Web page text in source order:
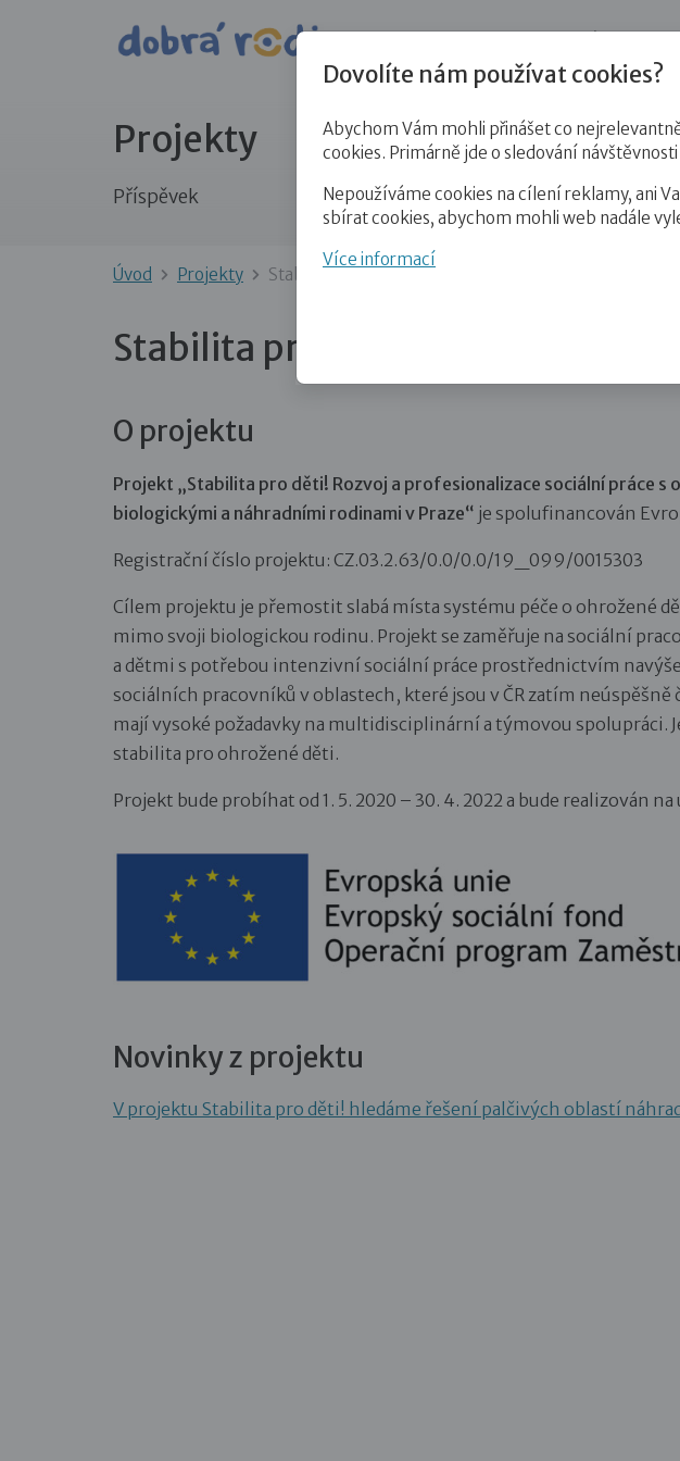
Projekty
Příspěvek
Úvod Projekty Stabilita pro děti!
Stabilita pro děti!
O projektu
Projekt „Stabilita pro děti! Rozvoj a profesionalizace sociální práce s
biologickými a náhradními rodinami v Praze“ je spolufinancován
Registrační číslo projektu: CZ.03.2.63/0.0/0.0/19_099/0015303
Cílem projektu je přemostit slabá místa systému péče o ohrožené
mimo svoji biologickou rodinu. Projekt se zaměřuje na sociální
a dětmi s potřebou intenzivní sociální práce prostřednictvím
sociálních pracovníků v oblastech, které jsou v ČR zatím neúspěšně
mají vysoké požadavky na multidisciplinární a týmovou spolupráci.
stabilita pro ohrožené děti.
Projekt bude probíhat od 1. 5. 2020 – 30. 4. 2022 a bude realizován
Novinky z projektu
V projektu Stabilita pro děti! hledáme řešení palčivých oblastí
Dovolíte nám používat cookies?
Abychom Vám mohli přinášet co
cookies. Primárně jde o sledování
Nepoužíváme cookies na cílení reklamy, ani
sbírat cookies, abychom mohli web nadále
Více informací